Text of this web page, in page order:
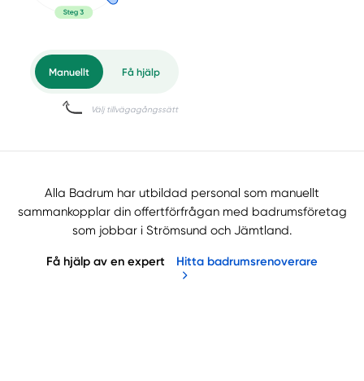
Alla Badrum har utbildad personal som manuellt
sammankopplar din offertförfrågan med badrumsföretag
som jobbar i Strömsund och Jämtland.
Få hjälp av en expert Hitta badrumsrenoverare